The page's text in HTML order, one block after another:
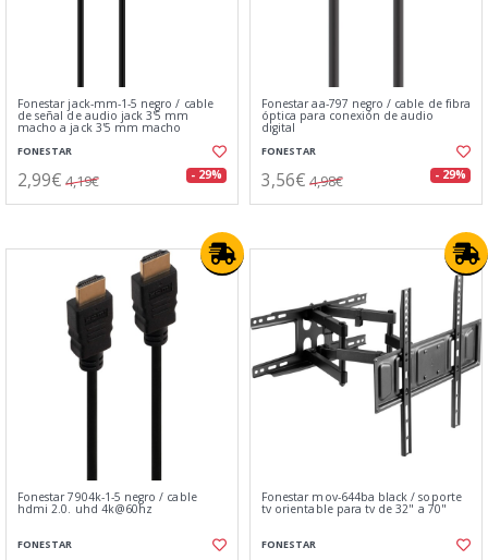
Fonestar jack-mm-1-5 negro / cable
de señal de audio jack 3'5 mm
macho a jack 3'5 mm macho
FONESTAR
2,99€ 4,19€ - 29%
Fonestar aa-797 negro / cable de fibra
óptica para conexión de audio
digital
FONESTAR
3,56€ 4,98€ - 29%
Fonestar 7904k-1-5 negro / cable
hdmi 2.0. uhd 4k@60hz
FONESTAR
Fonestar mov-644ba black / soporte
tv orientable para tv de 32" a 70"
FONESTAR